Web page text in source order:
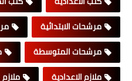
مرشحات الابتدائية
مرشحات المتوسطة
ملازم الاعدادية